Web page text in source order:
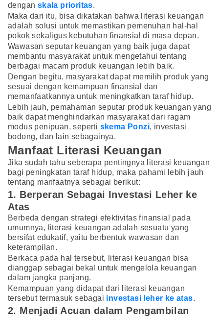
dengan skala prioritas.
Maka dari itu, bisa dikatakan bahwa literasi keuangan
adalah solusi untuk memastikan pemenuhan hal-hal
pokok sekaligus kebutuhan finansial di masa depan.
Wawasan seputar keuangan yang baik juga dapat
membantu masyarakat untuk mengetahui tentang
berbagai macam produk keuangan lebih baik.
Dengan begitu, masyarakat dapat memilih produk yang
sesuai dengan kemampuan finansial dan
memanfaatkannya untuk meningkatkan taraf hidup.
Lebih jauh, pemahaman seputar produk keuangan yang
baik dapat menghindarkan masyarakat dari ragam
modus penipuan, seperti skema Ponzi, investasi
bodong, dan lain sebagainya.
Manfaat Literasi Keuangan
Jika sudah tahu seberapa pentingnya literasi keuangan
bagi peningkatan taraf hidup, maka pahami lebih jauh
tentang manfaatnya sebagai berikut:
1. Berperan Sebagai Investasi Leher ke
Atas
Berbeda dengan strategi efektivitas finansial pada
umumnya, literasi keuangan adalah sesuatu yang
bersifat edukatif, yaitu berbentuk wawasan dan
keterampilan.
Berkaca pada hal tersebut, literasi keuangan bisa
dianggap sebagai bekal untuk mengelola keuangan
dalam jangka panjang.
Kemampuan yang didapat dari literasi keuangan
tersebut termasuk sebagai investasi leher ke atas.
2. Menjadi Acuan dalam Pengambilan